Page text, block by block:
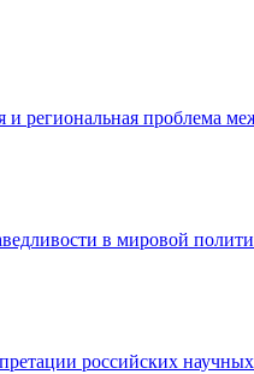
и региональная проблема
в мировой
российских